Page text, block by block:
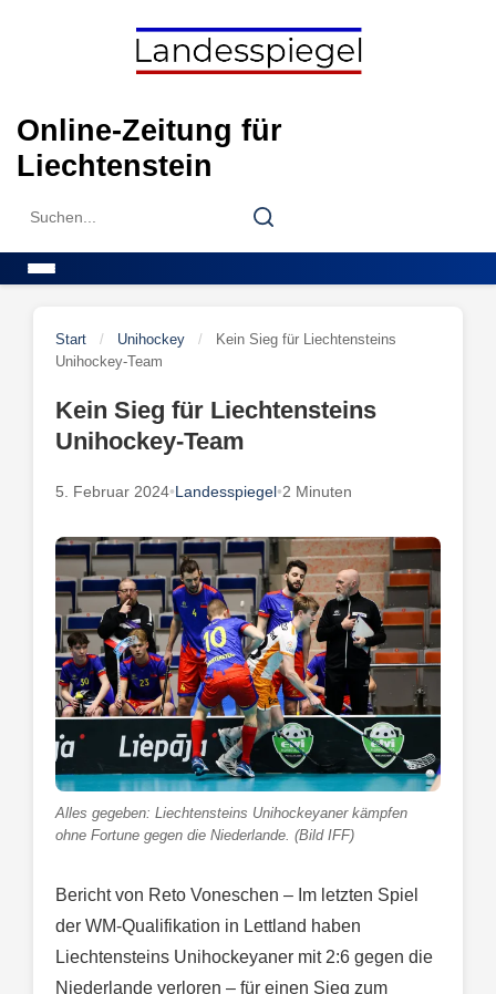
Online-Zeitung für
Liechtenstein
Search
Search
Start / Unihockey /
Kein Sieg für Liechtensteins
Unihockey-Team
Kein Sieg für Liechtensteins
Unihockey-Team
5. Februar 2024•Landesspiegel•2 Minuten
Alles gegeben: Liechtensteins Unihockeyaner kämpfen
ohne Fortune gegen die Niederlande. (Bild IFF)
Bericht von Reto Voneschen – Im letzten Spiel
der WM-Qualifikation in Lettland haben
Liechtensteins Unihockeyaner mit 2:6 gegen die
Niederlande verloren – für einen Sieg zum